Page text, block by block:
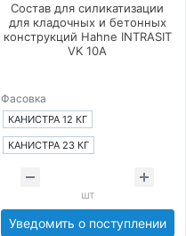
Состав для силикатизации
для кладочных и бетонных
конструкций Hahne INTRASIT
VK 10A
Фасовка
КАНИСТРА 12 КГ
КАНИСТРА 23 КГ
шт
Уведомить о поступлении